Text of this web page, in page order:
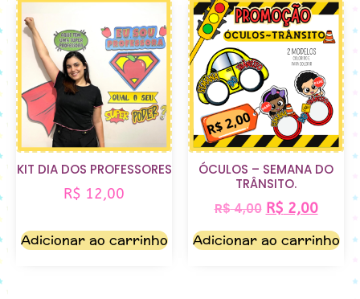
KIT DIA DOS PROFESSORES
R$ 12,00
Adicionar ao carrinho
ÓCULOS – SEMANA DO
TRÂNSITO.
R$4,00 R$ 2,00
Adicionar ao carrinho